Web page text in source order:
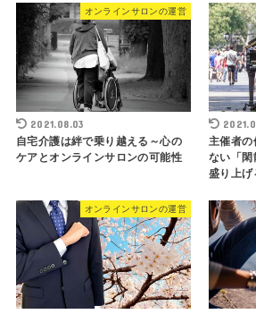
オンラインサロンの運営
2021.08.03
自宅介護は絆で乗り越える～心の
ケアとオンラインサロンの可能性
主催者の
ない「閑
盛り上げ
オンラインサロンの運営